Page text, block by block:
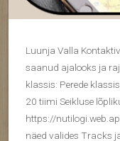
Luunja Valla
saanud ajalooks ja
klassis: Perede
20 tiimi Seikluse
https://
näed valides Tracks